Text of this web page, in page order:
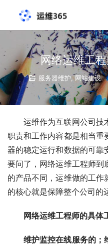
网络运维工
服务器维护,网站建设
运维作为互联网公司技
职责和工作内容都是相当重
器的稳定运行和数据的可靠
要问了，网络运维工程师到
的产品不同，运维做的工
的核心就是保障整个公司的
网络运维工程师的具体
维护监控在线服务的；